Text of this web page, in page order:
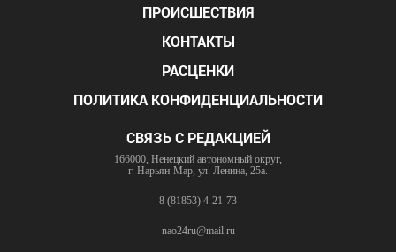
ПРОИСШЕСТВИЯ
КОНТАКТЫ
РАСЦЕНКИ
ПОЛИТИКА КОНФИДЕНЦИАЛЬНОСТИ
СВЯЗЬ С РЕДАКЦИЕЙ
166000, Ненецкий автономный округ,
г. Нарьян-Мар, ул. Ленина, 25а.
8 (81853) 4-21-73
nao24ru@mail.ru